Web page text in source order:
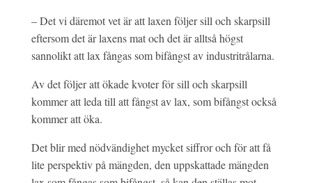
– Det vi däremot vet är att laxen följer sill och skarpsill
eftersom det är laxens mat och det är alltså högst
sannolikt att lax fångas som bifångst av industritrålarna.
Av det följer att ökade kvoter för sill och skarpsill
kommer att leda till att fångst av lax, som bifångst också
kommer att öka.
Det blir med nödvändighet mycket siffror och för att få
lite perspektiv på mängden, den uppskattade mängden